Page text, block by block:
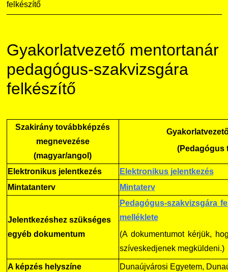
Ösztöndíjak
Nemzetközi Lehetőségek
Szolgáltatások
Fordítási Szolgáltatások
GY.I.K.
DUE Hallgatói laptop használati segédlet
Moodle
Átjelentkezőknek
Kapcsolat
TDK/Tehetségnap
Online Studium
Képzési Életpályamodell
Intézményi és Tanulmányi Tájékoztató
felkészítő
Gyakorlatvezető mentortanár
pedagógus-szakvizsgára
felkészítő
Szakirány továbbképzés
megnevezése
(magyar/angol)
(Pedagógus
Elektronikus jelentkezés
Elektronikus jelentkezés
Mintatanterv
Mintaterv
Jelentkezéshez szükséges
egyéb dokumentum
Pedagógus-szakvizsgára
melléklete
(A dokumentumot kérjük,
szíveskedjenek megküldeni.)
A képzés helyszíne
Dunaújvárosi Egyetem,